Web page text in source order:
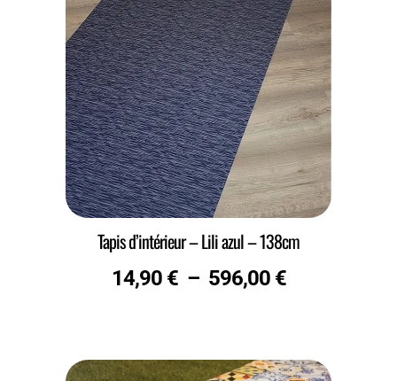
Tapis d’intérieur – Lili azul – 138cm
14,90 € – 596,00 €